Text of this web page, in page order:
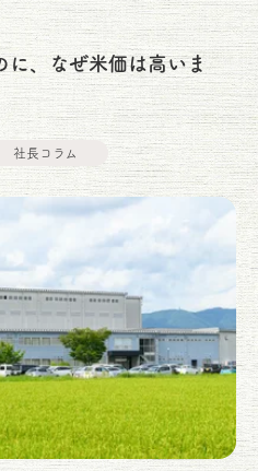
、なぜ米価は高いま
社長コラム